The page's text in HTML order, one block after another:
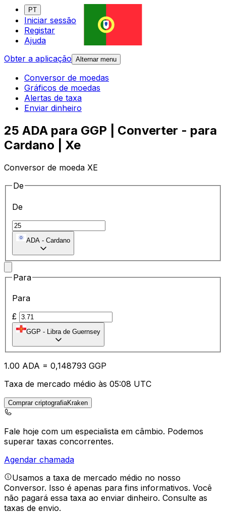
PT
Iniciar sessão
Registar
Ajuda
Obter a aplicação Alternar menu
Conversor de moedas
Gráficos de moedas
Alertas de taxa
Enviar dinheiro
25 ADA para GGP | Converter - para
Cardano | Xe
Conversor de moeda XE
De
De
ADA - Cardano
Para
Para
£
GGP - Libra de Guernsey
1.00 ADA = 0,148793 GGP
Taxa de mercado médio às 05:08 UTC
Comprar criptografiaKraken
Fale hoje com um especialista em câmbio. Podemos
superar taxas concorrentes.
Agendar chamada
Usamos a taxa de mercado médio no nosso
Conversor. Isso é apenas para fins informativos. Você
não pagará essa taxa ao enviar dinheiro. Consulte as
taxas de envio.